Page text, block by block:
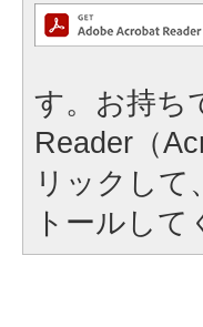
す。お持ち
Reader（
リックし
トールして